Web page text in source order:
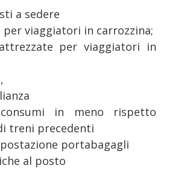
a sedere
per viaggiatori in carrozzina;
per viaggiatori in
in meno rispetto
treni precedenti
portabagagli
al posto